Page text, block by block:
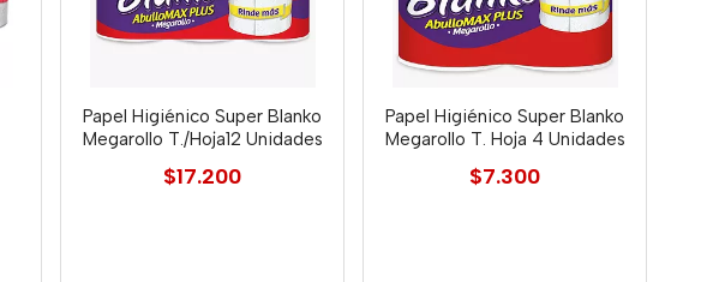
Papel Higiénico Super Blanko
Megarollo T./Hoja12 Unidades
$17.200
Papel Higiénico Super Blanko
Megarollo T. Hoja 4 Unidades
$7.300